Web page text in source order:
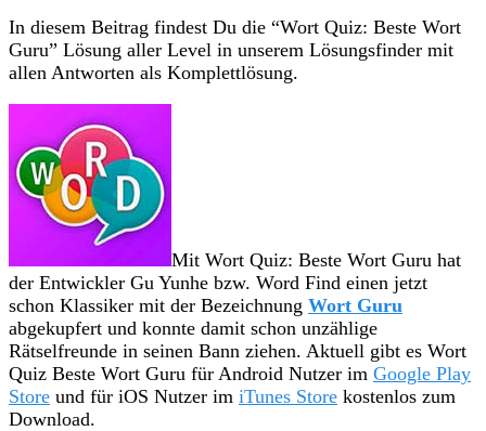
In diesem Beitrag findest Du die “Wort Quiz: Beste Wort
Guru” Lösung aller Level in unserem Lösungsfinder mit
allen Antworten als Komplettlösung.
Mit Wort Quiz: Beste Wort Guru hat
der Entwickler Gu Yunhe bzw. Word Find einen jetzt
schon Klassiker mit der Bezeichnung Wort Guru
abgekupfert und konnte damit schon unzählige
Rätselfreunde in seinen Bann ziehen. Aktuell gibt es Wort
Quiz Beste Wort Guru für Android Nutzer im Google Play
Store und für iOS Nutzer im iTunes Store kostenlos zum
Download.